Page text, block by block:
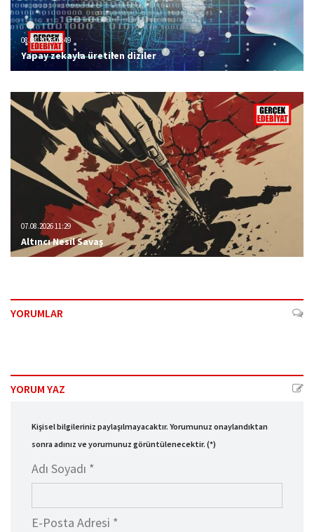
08.08.2026 01:49
Yapay zekayla üretilen diziler
07.08.2026 11:29
Altıncı Nesil Savaş
YORUMLAR
YORUM YAZ
Kişisel bilgileriniz paylaşılmayacaktır. Yorumunuz onaylandıktan
sonra adınız ve yorumunuz görüntülenecektir. (*)
Adı Soyadı *
E-Posta Adresi *